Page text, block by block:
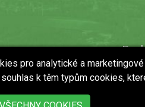
pro analytické a
k těm typům cookies,